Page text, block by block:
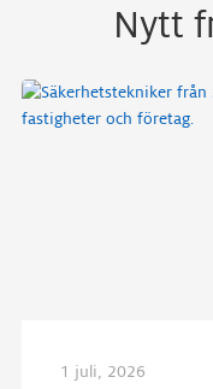
Nytt
1 juli, 2026